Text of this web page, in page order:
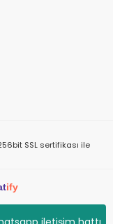
SSL sertifikası ile
ify